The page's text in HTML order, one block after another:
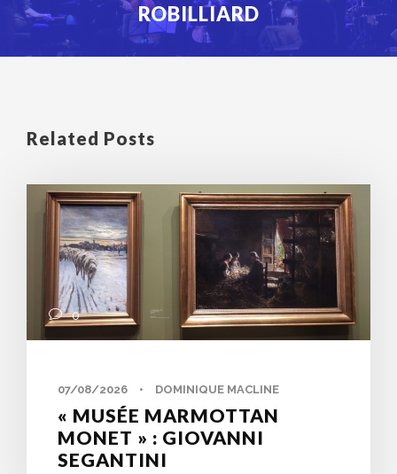
ROBILLIARD
Related Posts
0
07/08/2026 • DOMINIQUE MACLINE
« MUSÉE MARMOTTAN
MONET » : GIOVANNI
SEGANTINI